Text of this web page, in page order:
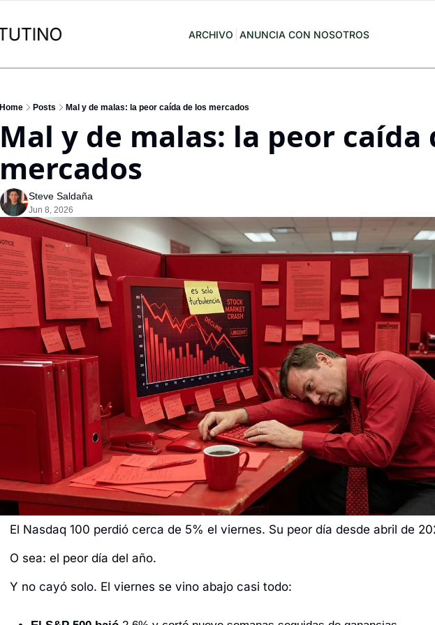
ARCHIVO ANUNCIA CON NOSOTROS
Home Posts Mal y de malas: la peor caída de los mercados
Mal y de malas: la peor caída
mercados
Steve Saldaña
Jun 8, 2026
El Nasdaq 100 perdió cerca de 5% el viernes. Su peor día desde abril de
O sea: el peor día del año.
Y no cayó solo. El viernes se vino abajo casi todo: